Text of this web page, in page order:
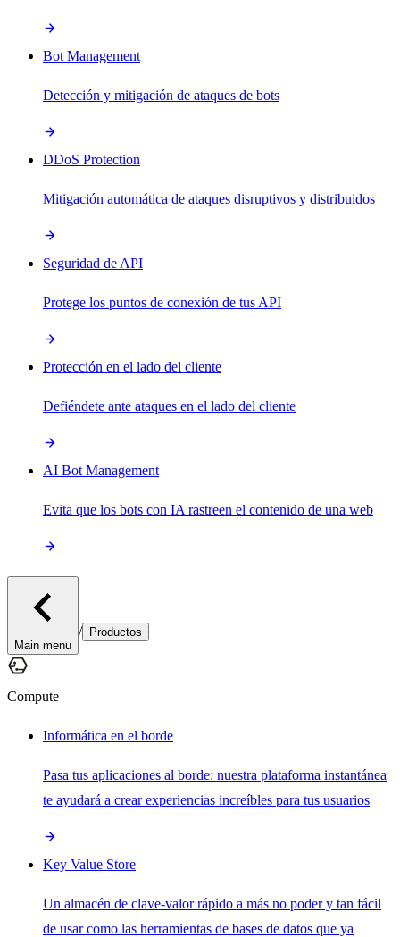
Bot Management
Detección y mitigación de ataques de bots
DDoS Protection
Mitigación automática de ataques disruptivos y distribuidos
Seguridad de API
Protege los puntos de conexión de tus API
Protección en el lado del cliente
Defiéndete ante ataques en el lado del cliente
AI Bot Management
Evita que los bots con IA rastreen el contenido de una web
Main menu
/ Productos
Compute
Informática en el borde
Pasa tus aplicaciones al borde: nuestra plataforma instantánea
te ayudará a crear experiencias increíbles para tus usuarios
Key Value Store
Un almacén de clave-valor rápido a más no poder y tan fácil
de usar como las herramientas de bases de datos que ya